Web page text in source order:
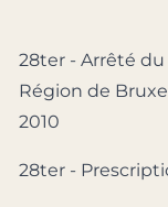
28ter - Arrêté
Région de
2010
28ter -